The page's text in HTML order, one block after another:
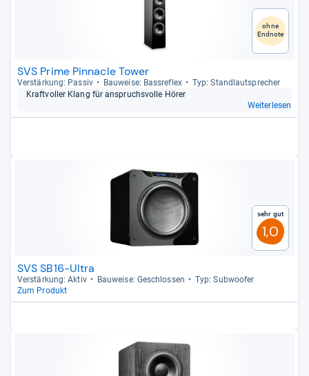
ohne
Endnote
SVS Prime Pinnacle Tower
Ver­stär­kung: Pas­siv Bau­weise: Bass­re­flex
Typ: Stand­laut­spre­cher
Kraft­vol­ler Klang für anspruchs­volle Hörer
Weiterlesen
Sehr gut
1,0
SVS SB16-Ultra
Ver­stär­kung: Aktiv Bau­weise: Geschlos­sen
Typ: Sub­woofer
Zum Produkt